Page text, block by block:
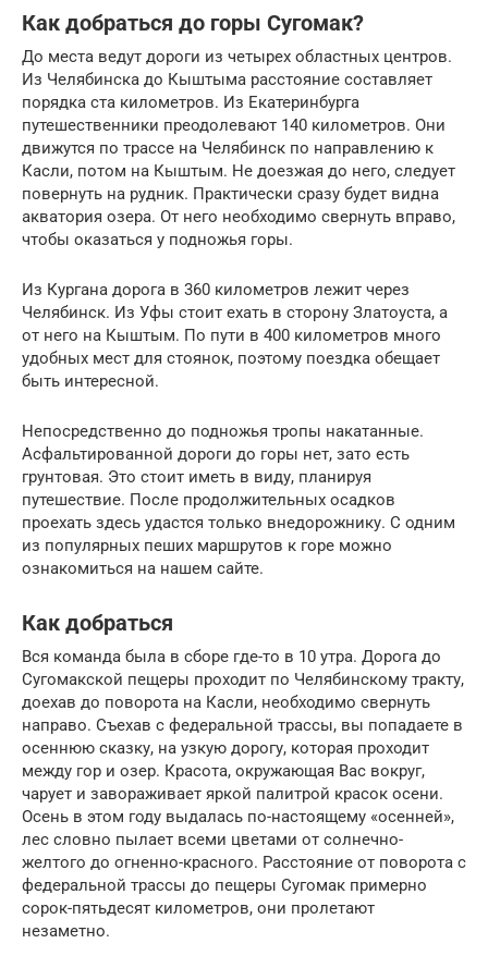
Как добраться до горы Сугомак?
До места ведут дороги из четырех областных центров.
Из Челябинска до Кыштыма расстояние составляет
порядка ста километров. Из Екатеринбурга
путешественники преодолевают 140 километров. Они
движутся по трассе на Челябинск по направлению к
Касли, потом на Кыштым. Не доезжая до него, следует
повернуть на рудник. Практически сразу будет видна
акватория озера. От него необходимо свернуть вправо,
чтобы оказаться у подножья горы.
Из Кургана дорога в 360 километров лежит через
Челябинск. Из Уфы стоит ехать в сторону Златоуста, а
от него на Кыштым. По пути в 400 километров много
удобных мест для стоянок, поэтому поездка обещает
быть интересной.
Непосредственно до подножья тропы накатанные.
Асфальтированной дороги до горы нет, зато есть
грунтовая. Это стоит иметь в виду, планируя
путешествие. После продолжительных осадков
проехать здесь удастся только внедорожнику. С одним
из популярных пеших маршрутов к горе можно
ознакомиться на нашем сайте.
Как добраться
Вся команда была в сборе где-то в 10 утра. Дорога до
Сугомакской пещеры проходит по Челябинскому тракту,
доехав до поворота на Касли, необходимо свернуть
направо. Съехав с федеральной трассы, вы попадаете в
осеннюю сказку, на узкую дорогу, которая проходит
между гор и озер. Красота, окружающая Вас вокруг,
чарует и завораживает яркой палитрой красок осени.
Осень в этом году выдалась по-настоящему «осенней»,
лес словно пылает всеми цветами от солнечно-
желтого до огненно-красного. Расстояние от поворота с
федеральной трассы до пещеры Сугомак примерно
сорок-пятьдесят километров, они пролетают
незаметно.